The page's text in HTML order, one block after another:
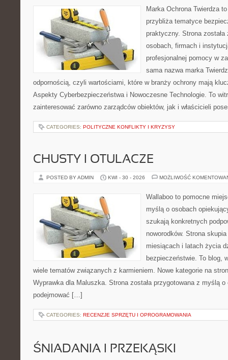
Marka Ochrona Twierdza
przybliża tematyce
praktyczny. Strona
osobach, firmach i
profesjonalnej pomocy w
sama nazwa marka
odpornością, czyli wartościami, które w branży ochrony mają
Aspekty Cyberbezpieczeństwa i Nowoczesne Technologie. To
zainteresować zarówno zarządców obiektów, jak i właścicieli
CATEGORIES: POLITYCZNE KONFLIKTY I KRYZYSY
CHUSTY I OTULACZE
POSTED BY ADMIN KWI - 30 - 2026 MOŻLIWOŚĆ
Wallaboo to pomocne
myślą o osobach
szukają konkretnych
noworodków. Strona
miesiącach i latach życia
bezpieczeństwie. To blog,
wiele tematów związanych z karmieniem. Nowe kategorie na
Wyprawka dla Maluszka. Strona została przygotowana z myślą
podejmować […]
CATEGORIES: RECENZJE SPRZĘTU I OPROGRAMOWANIA
ŚNIADANIA I PRZEKĄSKI